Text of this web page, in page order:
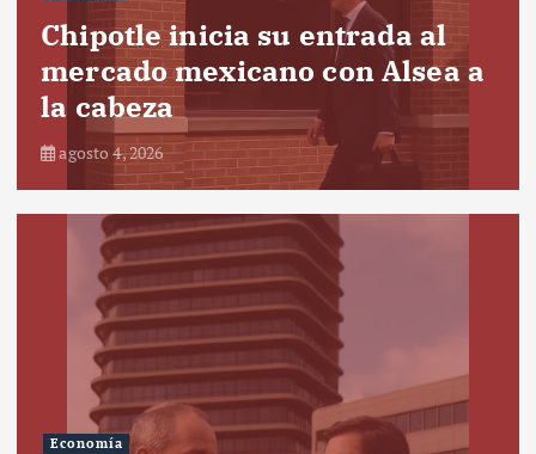
Chipotle inicia su entrada al
mercado mexicano con Alsea a
la cabeza
agosto 4, 2026
Economía